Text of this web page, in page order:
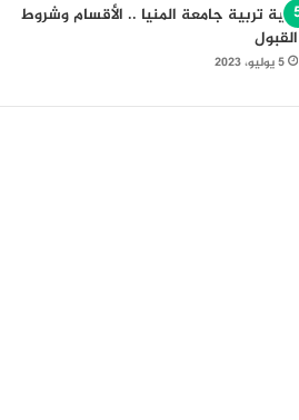
كلية تربية جامعة المنيا .. الأقسام وشروط
القبول
5 يوليو، 2023